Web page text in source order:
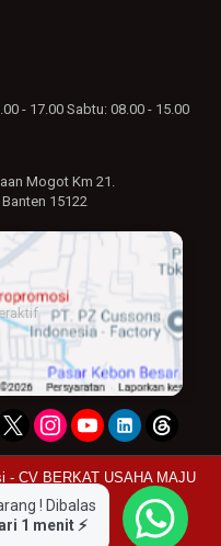
- 17.00Sabtu: 08.00 - 15.00
Mogot Km 21.
15122
- CV BERKAT USAHA MAJU
! Dibalas
1 menit ⚡